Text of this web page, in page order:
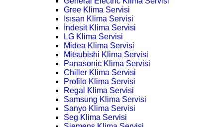
Gree Klima Servisi
Isısan Klima Servisi
İndesit Klima Servisi
LG Klima Servisi
Midea Klima Servisi
Mitsubishi Klima Servisi
Panasonic Klima Servisi
Chiller Klima Servisi
Profilo Klima Servisi
Regal Klima Servisi
Samsung Klima Servisi
Sanyo Klima Servisi
Seg Klima Servisi